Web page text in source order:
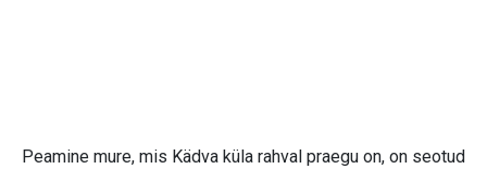
Peamine mure, mis Kädva küla rahval praegu on, on seotud